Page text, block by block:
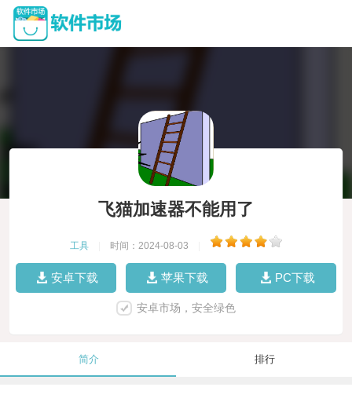
飞猫加速器不能用了
工具 时间：2024-08-03
安卓下载 苹果下载 PC下载
安卓市场，安全绿色
简介 排行